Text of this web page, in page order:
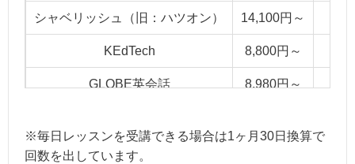
シャベリッシュ（旧：ハツオン） 14,100円～
KEdTech 8,800円～
GLOBE英会話 8,980円～
EFイングリッシュライブ
※毎日レッスンを受講できる場合は1ヶ月30日換算で
回数を出しています。